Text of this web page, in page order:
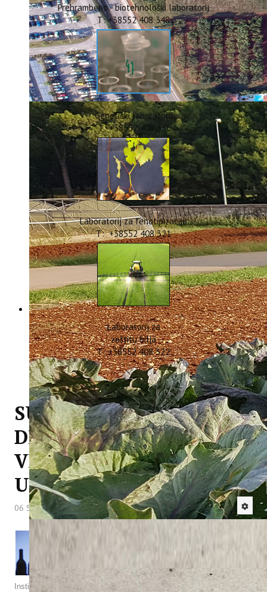
GreenTea
CIRCOLIVE
Prehrambeno - biotehnološki laboratorij
T: +38552 408 348
Genetički laboratorij
T: +38552 408 336
Laboratorij za fenotipizaciju
T: +38552 408 321
Laboratorij za
zaštitu bilja
T: +38552 408 322
SURADNJA INSTITUTA S
DRUGIM
VISOKOŠKOLSKIM
USTANOVAMA
06 Svibanj 2013 Hitova: 5847
Sveučilišta u Rijeci na Katedri za Tehnologiju i
kontrolu namirnica (nositeljice prof. dr. sc.
Olivere Koprivnjak) glavni enolog našeg
Instituta za poljoprivredu i turizam, Tomislav Plavša dipl.ing.agr.,